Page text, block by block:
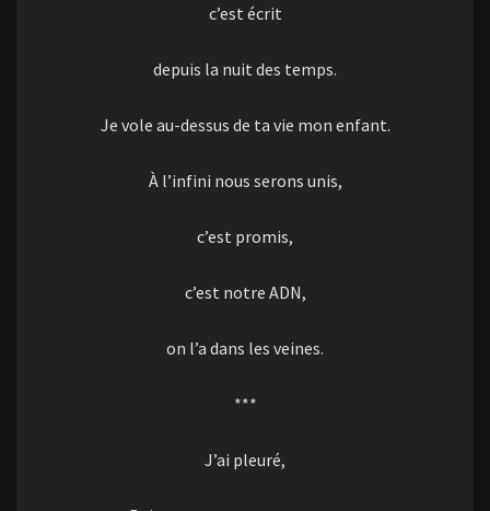
c’est écrit
depuis la nuit des temps.
Je vole au-dessus de ta vie mon enfant.
À l’infini nous serons unis,
c’est promis,
c’est notre ADN,
on l’a dans les veines.
***
J’ai pleuré,